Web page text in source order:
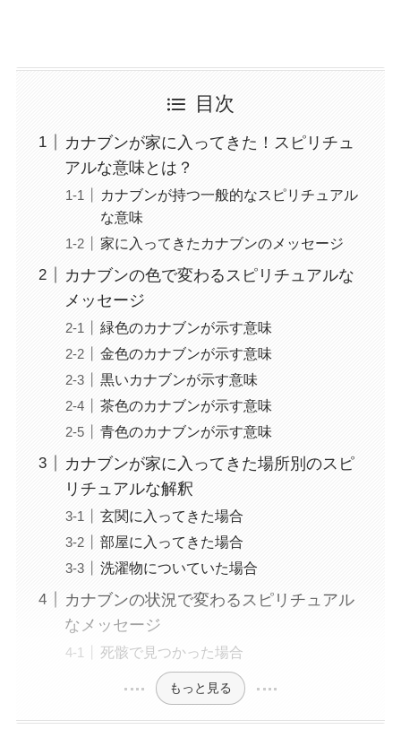
目次
カナブンが家に入ってきた！スピリチュ
アルな意味とは？
カナブンが持つ一般的なスピリチュアル
な意味
家に入ってきたカナブンのメッセージ
カナブンの色で変わるスピリチュアルな
メッセージ
緑色のカナブンが示す意味
金色のカナブンが示す意味
黒いカナブンが示す意味
茶色のカナブンが示す意味
青色のカナブンが示す意味
カナブンが家に入ってきた場所別のスピ
リチュアルな解釈
玄関に入ってきた場合
部屋に入ってきた場合
洗濯物についていた場合
カナブンの状況で変わるスピリチュアル
なメッセージ
死骸で見つかった場合
もっと見る